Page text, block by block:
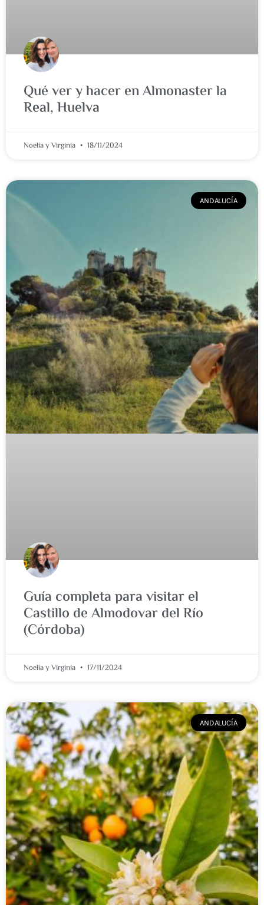
Qué ver y hacer en Almonaster la
Real, Huelva
Noelia y Virginia 18/11/2024
ANDALUCÍA
Guía completa para visitar el
Castillo de Almodovar del Río
(Córdoba)
Noelia y Virginia 17/11/2024
ANDALUCÍA